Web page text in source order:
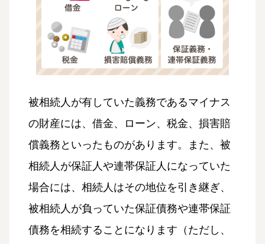
被相続人が有していた義務であるマイナス
の財産には、借金、ローン、税金、損害賠
償義務といったものがあります。また、被
相続人が保証人や連帯保証人になっていた
場合には、相続人はその地位を引き継ぎ、
被相続人が負っていた保証債務や連帯保証
債務を相続することになります（ただし、